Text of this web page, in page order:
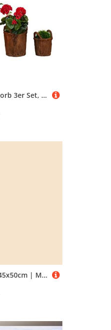
Relaxdays Pflanzkorb 3er Set, Kokos, rustikaler Blumentopf, Palmblatt Übertopf, zum Bepflanzen, Pflanzgefäß Deko, Natur
Klebefolie Möbel 45x50cm | Möbelfolie selbstklebend einfarbig | Folie für Möbel zur schnellen Renovierung von Türen, Tischen und Regalen | Möbelfolie dekorativ und pflegeleicht | Natur Glanz